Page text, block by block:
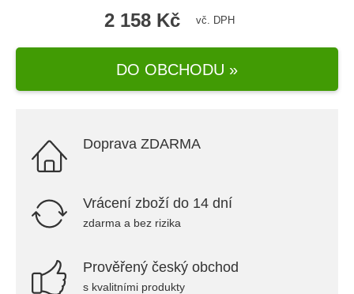
2 158 Kč vč. DPH
DO OBCHODU »
Doprava ZDARMA
Vrácení zboží do 14 dní
zdarma a bez rizika
Prověřený český obchod
s kvalitními produkty